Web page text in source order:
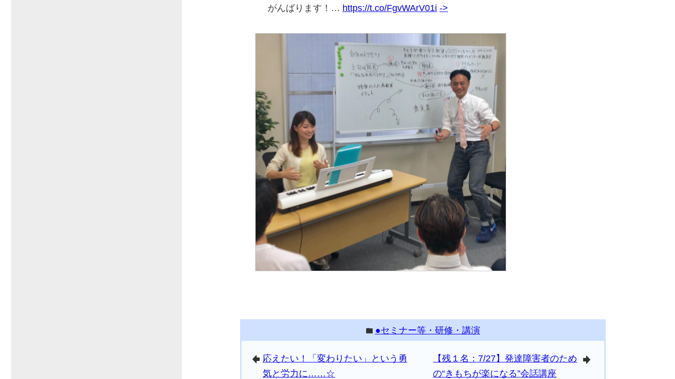
がんばります！… https://t.co/FgvWArV01i ->
folder ●セミナー等・研修・講演
arrowleft 応えたい！「変わりたい」という勇
気と労力に……☆
arrowright
【残１名：7/27】発達障害者のため
の“きもちが楽になる”会話講座